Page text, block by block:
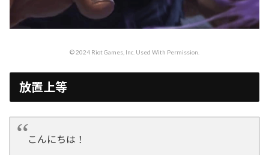
© 2024 Riot Games, Inc. Used With Permission.
放置上等
こんにちは！